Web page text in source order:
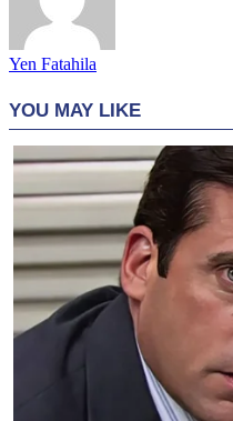
Yen Fatahila